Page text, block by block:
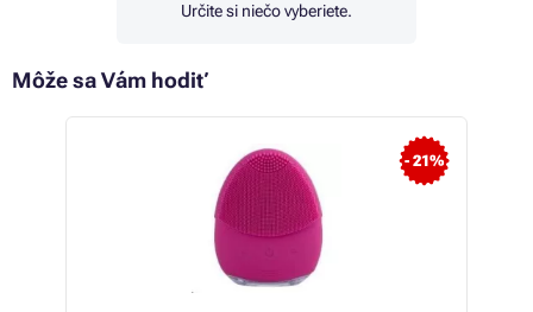
Určite si niečo vyberiete.
Môže sa Vám hodiť
- 21%